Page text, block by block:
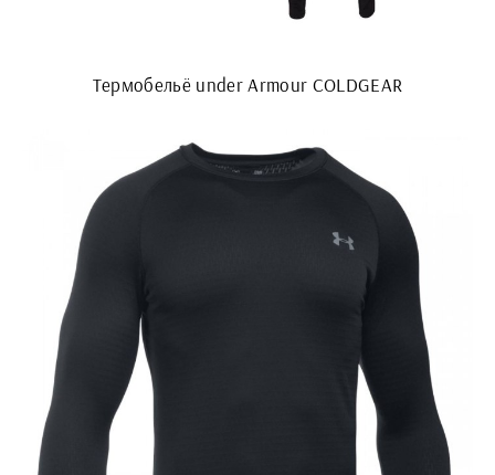
Термобельё under Armour COLDGEAR